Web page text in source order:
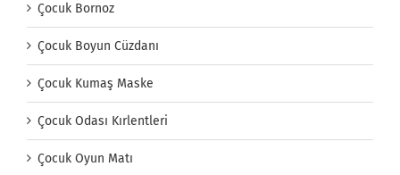
Çocuk Bornoz
Çocuk Boyun Cüzdanı
Çocuk Kumaş Maske
Çocuk Odası Kırlentleri
Çocuk Oyun Matı